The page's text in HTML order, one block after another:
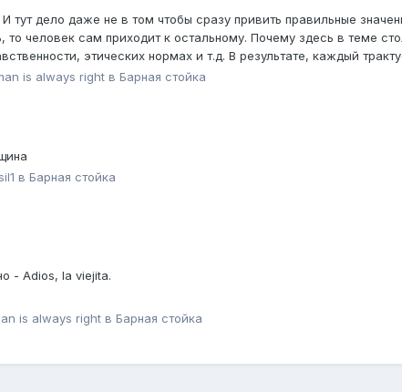
дело даже не в том чтобы сразу привить правильные
то человек сам приходит к остальному. Почему здесь в теме
этических нормах и т.д. В результате, каждый
is always right в Барная стойка
в Барная стойка
- Adios, la viejita.
is always right в Барная стойка